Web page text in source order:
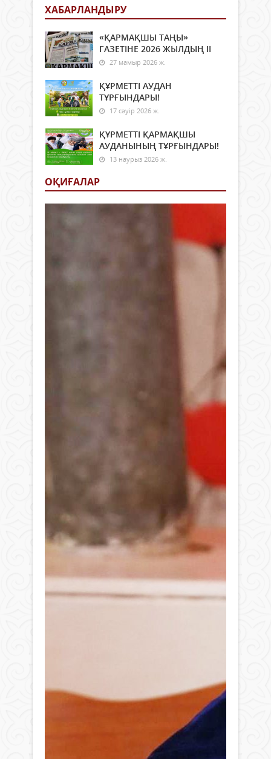
ХАБАРЛАНДЫРУ
«ҚАРМАҚШЫ ТАҢЫ»
ГАЗЕТІНЕ 2026 ЖЫЛДЫҢ ІI
27 мамыр 2026 ж.
ҚҰРМЕТТІ АУДАН
ТҰРҒЫНДАРЫ!
17 сәуір 2026 ж.
ҚҰРМЕТТІ ҚАРМАҚШЫ
АУДАНЫНЫҢ ТҰРҒЫНДАРЫ!
13 наурыз 2026 ж.
ОҚИҒАЛАР